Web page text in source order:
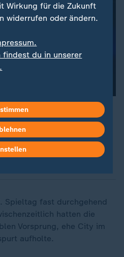
seit 20 Jahren wieder in einem
"Gunners" genügt ein Tor
nach Kräften gegen die
Spieltag fast durchgehend
hatten die
Vorsprung, ehe City im
aufholte.
Wirkung für die Zukunft
widerrufen oder ändern.
findest du in unserer